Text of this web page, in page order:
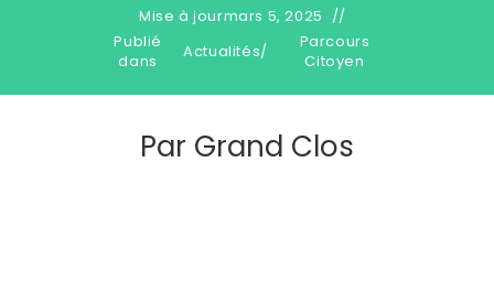
Mise à jourmars 5, 2025
Publié
dans
Actualités/
Parcours
Citoyen
Par Grand Clos